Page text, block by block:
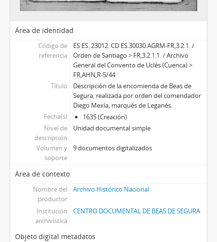
Área de identidad
Código de
referencia
ES ES. 23012. CD ES.30030.AGRM-FR,3.2.1. /
Orden de Santiago > FR,3.2.1.1. / Archivo
General del Convento de Uclés (Cuenca) >
FR,AHN,R-5/44
Título
Descripción de la encomienda de Beas de
Segura, realizada por orden del comendador
Diego Mexía, marqués de Leganés.
Fecha(s)
1635 (Creación)
Nivel de
descripción
Unidad documental simple
Volumen y
soporte
9 documentos digitalizados
Área de contexto
Nombre del
productor
Archivo Histórico Nacional
Institución
archivística
CENTRO DOCUMENTAL DE BEAS DE SEGURA
Objeto digital metadatos